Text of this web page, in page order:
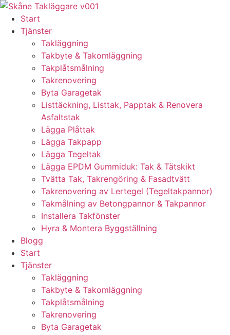
Skip
content
Start
Tjänster
Takläggning
Takbyte & Takomläggning
Takplåtsmålning
Takrenovering
Byta Garagetak
Listtäckning, Listtak, Papptak & Renovera
Asfaltstak
Lägga Plåttak
Lägga Takpapp
Lägga Tegeltak
Lägga EPDM Gummiduk: Tak & Tätskikt
Tvätta Tak, Takrengöring & Fasadtvätt
Takrenovering av Lertegel (Tegeltakpannor)
Takmålning av Betongpannor & Takpannor
Installera Takfönster
Hyra & Montera Byggställning
Blogg
Start
Tjänster
Takläggning
Takbyte & Takomläggning
Takplåtsmålning
Takrenovering
Byta Garagetak